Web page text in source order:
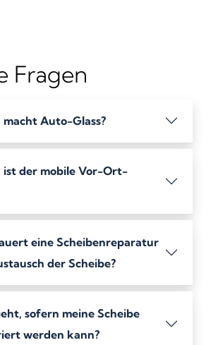
Fragen
macht Auto-Glass?
ist der mobile Vor-Ort-
eine Scheibenreparatur
der Scheibe?
sofern meine Scheibe
werden kann?